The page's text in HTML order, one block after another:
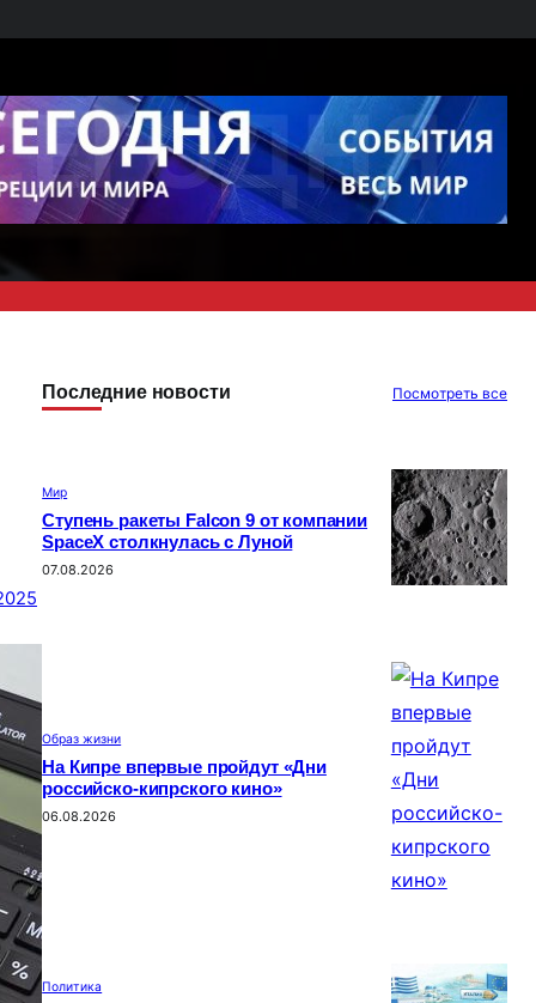
Последние новости Посмотреть все
Мир
Ступень ракеты Falcon 9 от компании
SpaceX столкнулась с Луной
07.08.2026
Образ жизни
На Кипре впервые пройдут «Дни
российско-кипрского кино»
06.08.2026
Политика